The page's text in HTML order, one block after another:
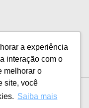
a experiência
interação com o
melhorar o
site, você
Saiba mais